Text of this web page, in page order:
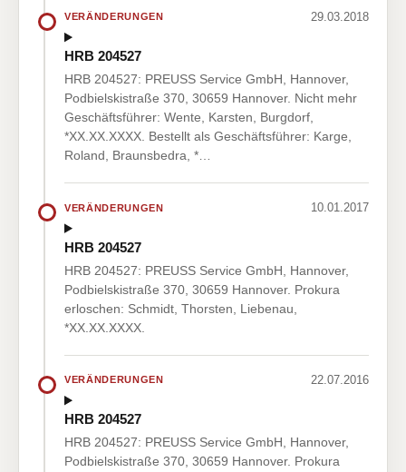
VERÄNDERUNGEN 29.03.2018
HRB 204527
HRB 204527: PREUSS Service GmbH, Hannover,
Podbielskistraße 370, 30659 Hannover. Nicht mehr
Geschäftsführer: Wente, Karsten, Burgdorf,
*XX.XX.XXXX. Bestellt als Geschäftsführer: Karge,
Roland, Braunsbedra, *…
VERÄNDERUNGEN 10.01.2017
HRB 204527
HRB 204527: PREUSS Service GmbH, Hannover,
Podbielskistraße 370, 30659 Hannover. Prokura
erloschen: Schmidt, Thorsten, Liebenau,
*XX.XX.XXXX.
VERÄNDERUNGEN 22.07.2016
HRB 204527
HRB 204527: PREUSS Service GmbH, Hannover,
Podbielskistraße 370, 30659 Hannover. Prokura